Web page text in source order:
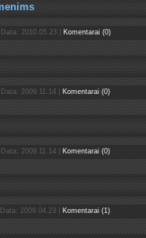
2010.05.23| Komentarai (0)
Data: 2009.11.14 Komentarai (0)
Data: 2009.11.14 Komentarai (0)
Data: 2009.04.23 Komentarai (1)